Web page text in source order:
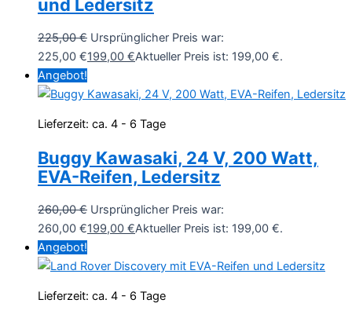
und Ledersitz
225,00€ Ursprünglicher Preis war:
225,00 €199,00 €Aktueller Preis ist: 199,00 €.
Angebot!
Lieferzeit: ca. 4 - 6 Tage
Buggy Kawasaki, 24 V, 200 Watt,
EVA-Reifen, Ledersitz
260,00€ Ursprünglicher Preis war:
260,00 €199,00 €Aktueller Preis ist: 199,00 €.
Angebot!
Lieferzeit: ca. 4 - 6 Tage